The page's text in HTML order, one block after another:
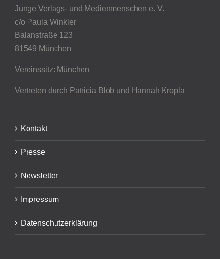
Junge Verlags- und Medienmenschen e. V.
c/o Paula Winkler
Balanstraße 123
81549 München
Vereinssitz: München
Vertreten durch Patricia Blob und Hannah Kropla
Kontakt
Presse
Newsletter
Impressum
Datenschutzerklärung